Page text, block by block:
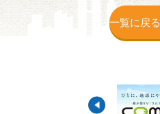
一覧に戻る